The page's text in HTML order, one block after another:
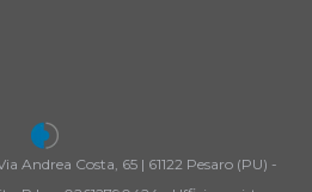
Andrea Costa, 65 | 61122 Pesaro (PU) -